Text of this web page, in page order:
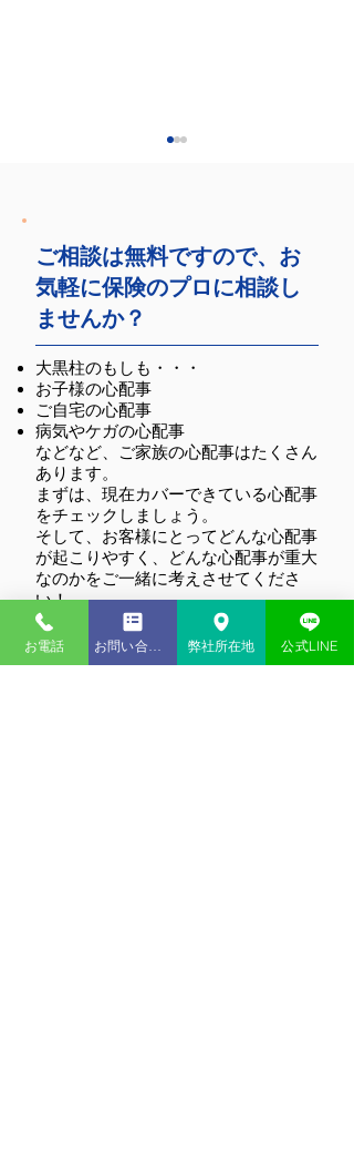
弊社主催セミナーのお
知らせ
ご相談は無料ですので、お
気軽に保険のプロに相談し
ませんか？
大黒柱のもしも・・・
お子様の心配事
ご自宅の心配事
病気やケガの心配事
などなど、ご家族の心配事はたくさん
あります。
まずは、現在カバーできている心配事
をチェックしましょう。
そして、お客様にとってどんな心配事
が起こりやすく、どんな心配事が重大
なのかをご一緒に考えさせてくださ
い！
お電話 弊社所在地 公式LINE